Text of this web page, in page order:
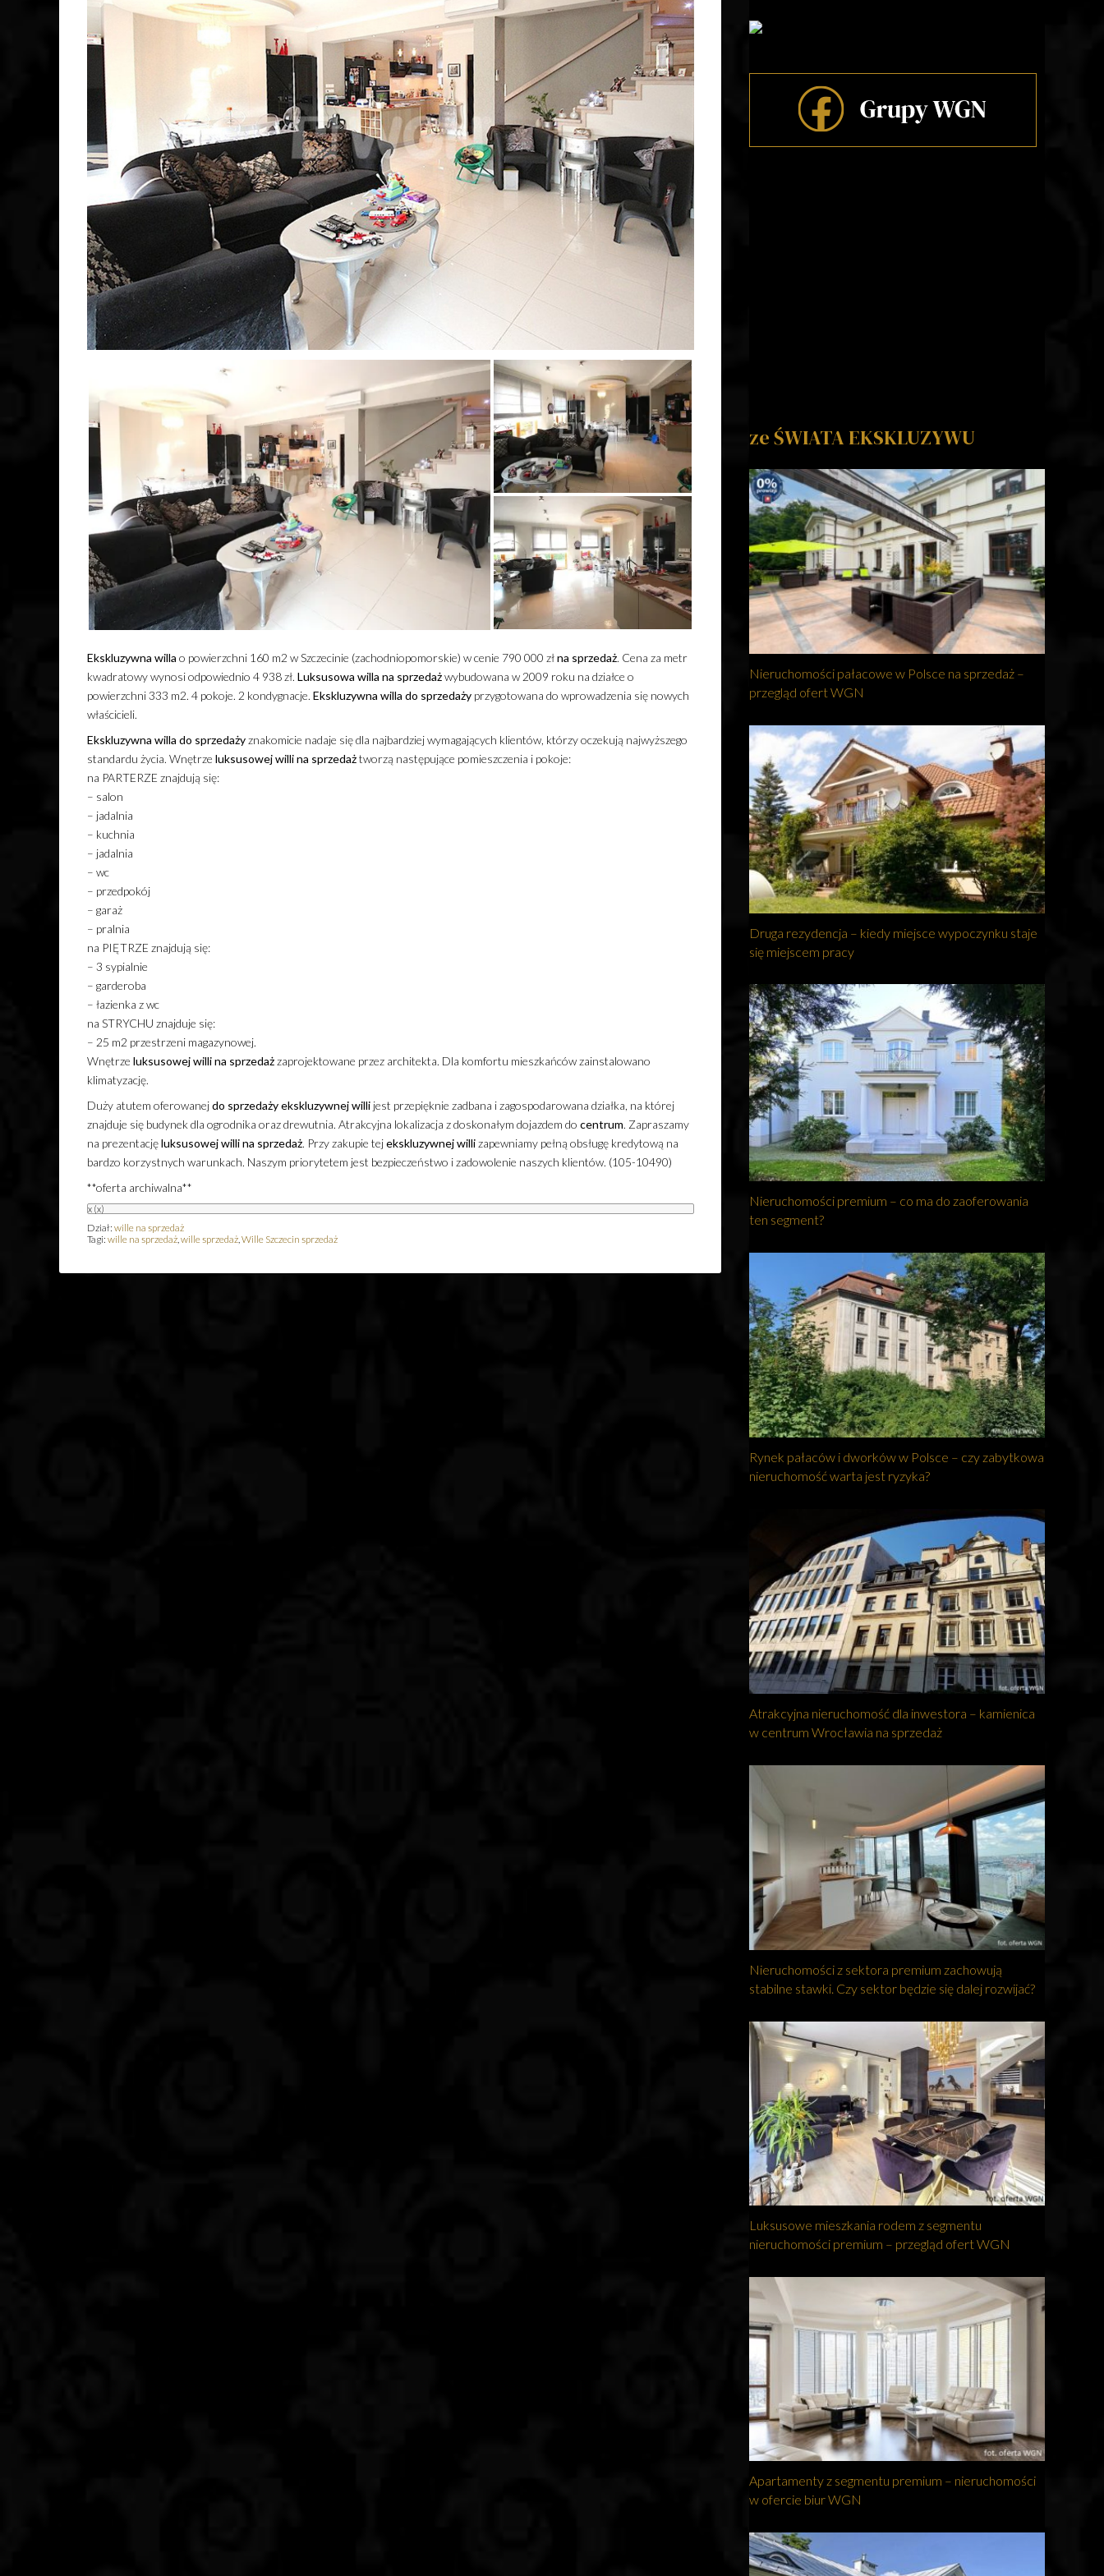
Ekskluzywna willa o powierzchni 160 m2 w Szczecinie (zachodniopomorskie) w cenie 790 000 złna sprzedaż. Cena za metr
kwadratowy wynosi odpowiednio 4 938 zł. Luksusowa willa na sprzedażwybudowana w 2009 roku na działce o
powierzchni 333 m2. 4 pokoje. 2 kondygnacje. Ekskluzywna willa do sprzedażyprzygotowana do wprowadzenia się nowych
właścicieli.
Ekskluzywna willa do sprzedażyznakomicie nadaje się dla najbardziej wymagających klientów, którzy oczekują najwyższego
standardu życia. Wnętrze luksusowej willi na sprzedażtworzą następujące pomieszczenia i pokoje:
na PARTERZE znajdują się:
– salon
– jadalnia
– kuchnia
– jadalnia
– wc
– przedpokój
– garaż
– pralnia
na PIĘTRZE znajdują się:
– 3 sypialnie
– garderoba
– łazienka z wc
na STRYCHU znajduje się:
– 25 m2 przestrzeni magazynowej.
Wnętrze luksusowej willi na sprzedażzaprojektowane przez architekta. Dla komfortu mieszkańców zainstalowano
klimatyzację.
Duży atutem oferowanejdo sprzedaży ekskluzywnej willijest przepięknie zadbana i zagospodarowana działka, na której
znajduje się budynek dla ogrodnika oraz drewutnia. Atrakcyjna lokalizacja z doskonałym dojazdem do centrum. Zapraszamy
na prezentacjęluksusowej willi na sprzedaż. Przy zakupie tejekskluzywnej willizapewniamy pełną obsługę kredytową na
bardzo korzystnych warunkach. Naszym priorytetem jest bezpieczeństwo i zadowolenie naszych klientów. (105-10490)
**oferta archiwalna**
x (x)
Dział: wille na sprzedaż
Tagi: wille na sprzedaż,wille sprzedaż,Wille Szczecin sprzedaż
ze ŚWIATA EKSKLUZYWU
Nieruchomości pałacowe w Polsce na sprzedaż –
przegląd ofert WGN
Druga rezydencja – kiedy miejsce wypoczynku staje
się miejscem pracy
Nieruchomości premium – co ma do zaoferowania
ten segment?
Rynek pałaców i dworków w Polsce – czy zabytkowa
nieruchomość warta jest ryzyka?
Atrakcyjna nieruchomość dla inwestora – kamienica
w centrum Wrocławia na sprzedaż
Nieruchomości z sektora premium zachowują
stabilne stawki. Czy sektor będzie się dalej rozwijać?
Luksusowe mieszkania rodem z segmentu
nieruchomości premium – przegląd ofert WGN
Apartamenty z segmentu premium – nieruchomości
w ofercie biur WGN